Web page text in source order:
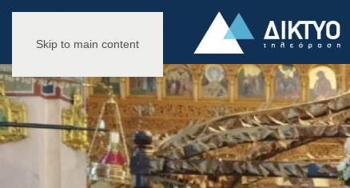
Skip to main content